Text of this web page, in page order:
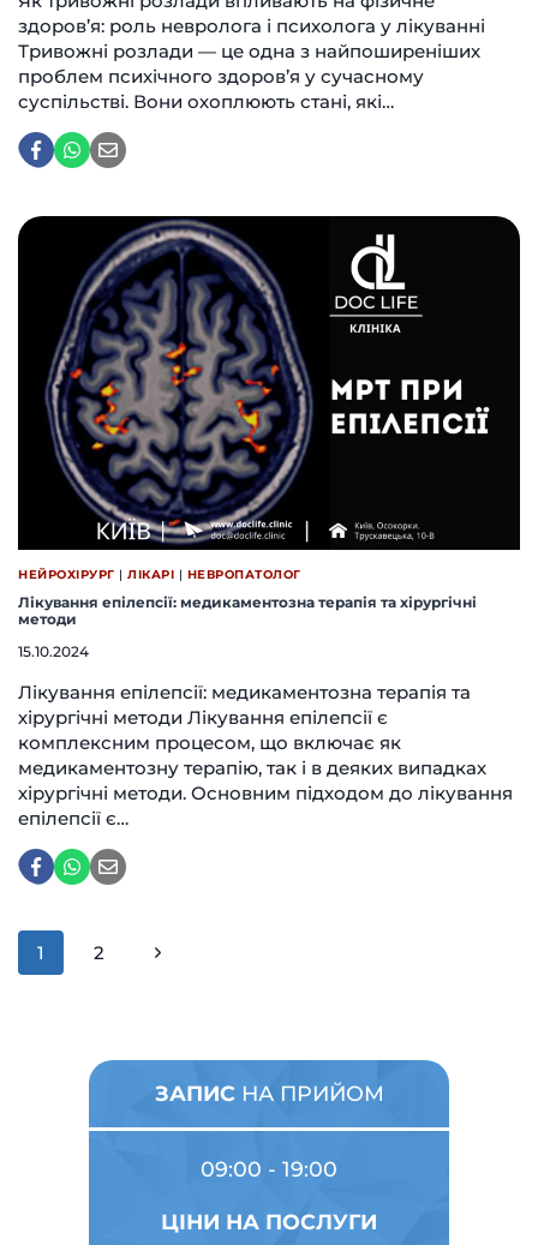
здоров’я: роль невролога і психолога у лікуванні
Тривожні розлади — це одна з найпоширеніших
проблем психічного здоров’я у сучасному
суспільстві. Вони охоплюють стані, які…
НЕЙРОХІРУРГ | ЛІКАРІ | НЕВРОПАТОЛОГ
Лікування епілепсії: медикаментозна терапія та хірургічні
методи
15.10.2024
Лікування епілепсії: медикаментозна терапія та
хірургічні методи Лікування епілепсії є
комплексним процесом, що включає як
медикаментозну терапію, так і в деяких випадках
хірургічні методи. Основним підходом до лікування
епілепсії є…
Навігація
за
1 2
Наступна
ЗАПИС НА ПРИЙОМ
09:00 - 19:00
ЦІНИ НА ПОСЛУГИ